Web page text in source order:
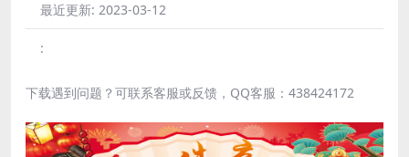
最近更新: 2023-03-12
:
下载遇到问题？可联系客服或反馈，QQ客服：438424172